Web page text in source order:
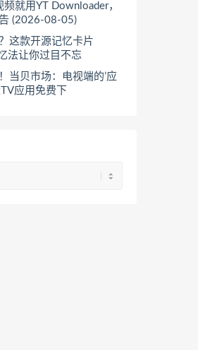
频就用YT Downloader，
(2026-08-05)
这款开源记忆卡片
法让你过目不忘
当贝市场：电视端的’应
应用免费下